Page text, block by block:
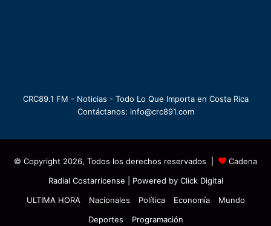
CRC89.1 FM - Noticias - Todo Lo Que Importa en Costa Rica
Contáctanos: info@crc891.com
© Copyright 2026, Todos los derechos reservados |
Cadena
Radial Costarricense | Powered by Click Digital
ULTIMA HORA
Nacionales Política Economía
Mundo
Deportes
Programación